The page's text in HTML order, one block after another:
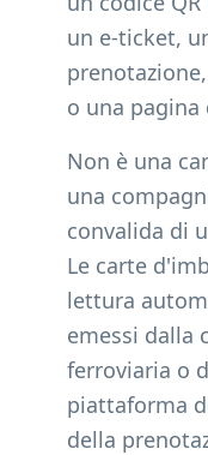
un e-ticket,
o una
Non è una
una
convalida di
Le carte
lettura
emessi dalla
ferroviaria o
piattaforma
della